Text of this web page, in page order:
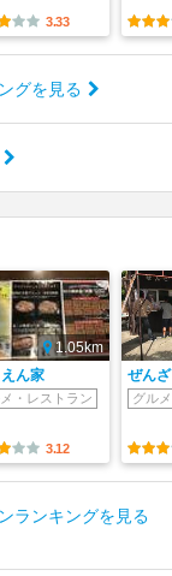
3.33
グを見る
1.05km
ん家
・レストラン
3.12
ぜん
グル
ランキングを見る